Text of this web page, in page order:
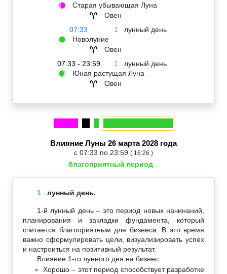
🌘 Старая убывающая Луна
♈
Овен
07:33
1 лунный день
🌑 Новолуние
♈
Овен
07:33 - 23:59
1 лунный день
🌒 Юная растущая Луна
♈ Овен
Влияние Луны 26 марта 2028 года
с 07:33 по 23:59 ( 16:26 )
благоприятный период
1 лунный день.
1-й лунный день – это период новых начинаний,
планирования и закладки фундамента, который
считается благоприятным для бизнеса. В это время
важно сформулировать цели, визуализировать успех
и настроиться на позитивный результат.
Влияние 1-го лунного дня на бизнес:
Хорошо – этот период способствует разработке